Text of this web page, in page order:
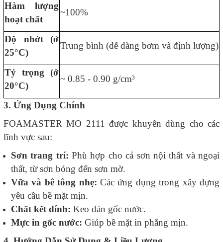
Hàm lượng
hoạt chất
~100%
Độ nhớt (ở
25°C)
Trung bình (dễ dàng bơm và định lượng)
Tỷ trọng (ở
20°C)
~ 0.85 - 0.90 g/cm³
3. Ứng Dụng Chính
FOAMASTER MO 2111 được khuyên dùng cho các
lĩnh vực sau:
Sơn trang trí:Phù hợp cho cả sơn nội thất và ngoại
thất, từ sơn bóng đến sơn mờ.
Vữa và bê tông nhẹ: Các ứng dụng trong xây dựng
yêu cầu bề mặt mịn.
Chất kết dính: Keo dán gốc nước.
Mực in gốc nước: Giúp bề mặt in phẳng mịn.